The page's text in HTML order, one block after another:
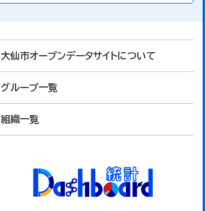
大仙市オープンデータサイトについて
グループ一覧
組織一覧